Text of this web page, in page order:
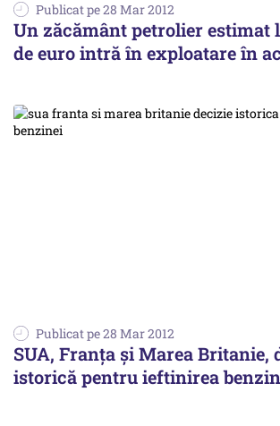
Publicat pe 28 Mar 2012
Un zăcământ petrolier estimat
de euro intră în exploatare în
Publicat pe 28 Mar 2012
SUA, Franţa şi Marea Britanie,
istorică pentru ieftinirea